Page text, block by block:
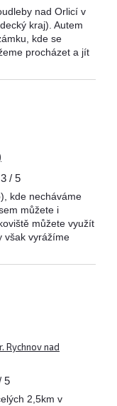
nad Orlicí v
kraj). Autem
kde se
procházet a jít
3 / 5
kde necháváme
můžete i
můžete využít
však vyrážíme
Rychnov nad
5
2,5km v